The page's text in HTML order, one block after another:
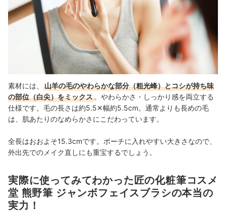
素材には、
山羊の毛のやわらかな部分（粗光峰）とコシが持ち味
の部位（白尖）をミックス 。やわらかさ・しっかり感を両立する
仕様です。毛の長さは約5.5✕幅約5.5cm。通常よりも長めの毛
は、肌あたりのなめらかさにこだわっています。
全長はおおよそ15.3cmです。ポーチに入れやすい大きさなので、
外出先でのメイク直しにも重宝するでしょう。
実際に使ってみてわかった匠の化粧筆コスメ
堂 熊野筆 ジャンボフェイスブラシの本当の
実力！